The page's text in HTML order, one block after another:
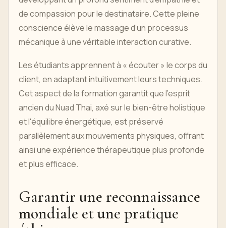
de compassion pour le destinataire. Cette pleine
conscience élève le massage d’un processus
mécanique à une véritable interaction curative.
Les étudiants apprennent à « écouter » le corps du
client, en adaptant intuitivement leurs techniques.
Cet aspect de la formation garantit que l'esprit
ancien du Nuad Thai, axé sur le bien-être holistique
et l'équilibre énergétique, est préservé
parallèlement aux mouvements physiques, offrant
ainsi une expérience thérapeutique plus profonde
et plus efficace.
Garantir une reconnaissance
mondiale et une pratique